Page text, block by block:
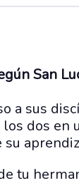
San
a sus
dos
tu